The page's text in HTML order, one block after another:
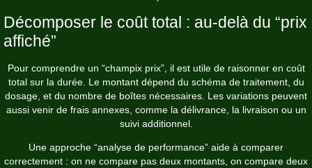
Décomposer le coût total : au-delà du “prix
affiché”
Pour comprendre un “champix prix”, il est utile de raisonner en coût
total sur la durée. Le montant dépend du schéma de traitement, du
dosage, et du nombre de boîtes nécessaires. Les variations peuvent
aussi venir de frais annexes, comme la délivrance, la livraison ou un
suivi additionnel.
Une approche “analyse de performance” aide à comparer
correctement : on ne compare pas deux montants, on compare deux